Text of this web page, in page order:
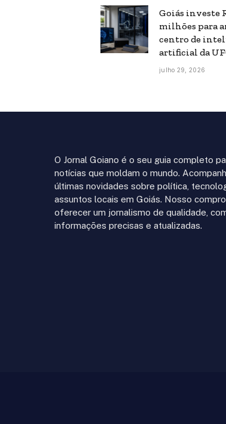
Goiás investe
milhões para
centro de
artificial da
julho 29, 2026
O Jornal Goiano é o seu guia completo
notícias que moldam o mundo.
últimas novidades sobre política,
assuntos locais em Goiás. Nosso
oferecer um jornalismo de qualidade,
informações precisas e atualizadas.